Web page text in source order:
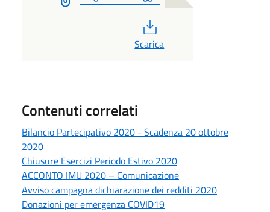
Scarica
Contenuti correlati
Bilancio Partecipativo 2020 - Scadenza 20 ottobre
2020
Chiusure Esercizi Periodo Estivo 2020
ACCONTO IMU 2020 – Comunicazione
Avviso campagna dichiarazione dei redditi 2020
Donazioni per emergenza COVID19